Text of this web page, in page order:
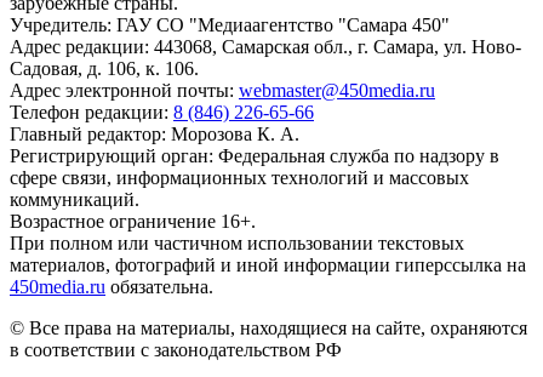
Учредитель: ГАУ СО "Медиаагентство "Самара 450"
Адрес редакции: 443068, Самарская обл., г. Самара, ул. Ново-
Садовая, д. 106, к. 106.
Адрес электронной почты: webmaster@450media.ru
Телефон редакции: 8 (846) 226-65-66
Главный редактор: Морозова К. А.
Регистрирующий орган: Федеральная служба по надзору в
сфере связи, информационных технологий и массовых
коммуникаций.
Возрастное ограничение 16+.
При полном или частичном использовании текстовых
материалов, фотографий и иной информации гиперссылка на
450media.ru обязательна.
© Все права на материалы, находящиеся на сайте, охраняются
в соответствии с законодательством РФ